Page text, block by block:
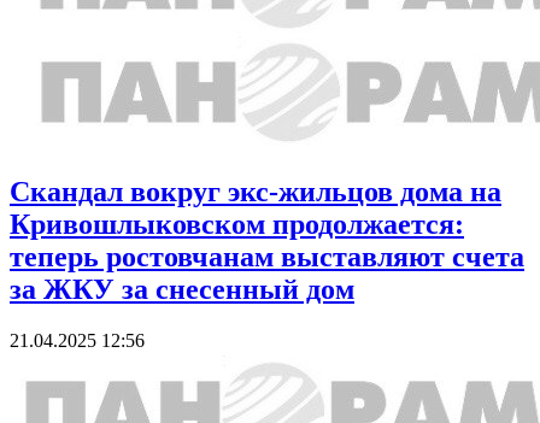
Скандал вокруг экс-жильцов дома на
Кривошлыковском продолжается:
теперь ростовчанам выставляют счета
за ЖКУ за снесенный дом
21.04.2025 12:56